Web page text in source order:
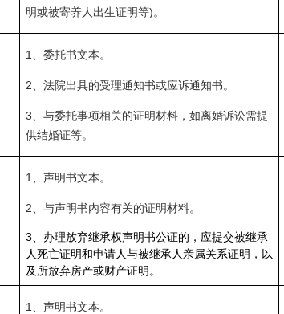
明或被寄养人出生证明等)。
1、委托书文本。
2、法院出具的受理通知书或应诉通知书。
3、与委托事项相关的证明材料，如离婚诉讼需提
供结婚证等。
1、声明书文本。
2、与声明书内容有关的证明材料。
3、办理放弃继承权声明书公证的，应提交被继承
人死亡证明和申请人与被继承人亲属关系证明，以
及所放弃房产或财产证明。
1、声明书文本。